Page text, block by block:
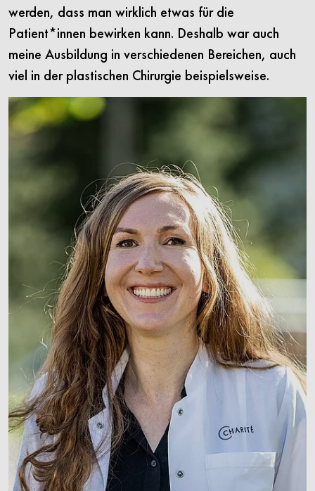
werden, dass man wirklich etwas für die
Patient*innen bewirken kann. Deshalb war auch
meine Ausbildung in verschiedenen Bereichen, auch
viel in der plastischen Chirurgie beispielsweise.